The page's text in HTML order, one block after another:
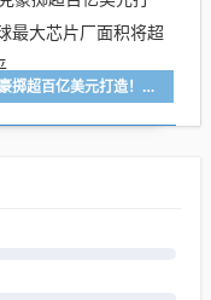
马斯克豪掷超百亿美元打造！全球最大芯片厂面积将超900万平